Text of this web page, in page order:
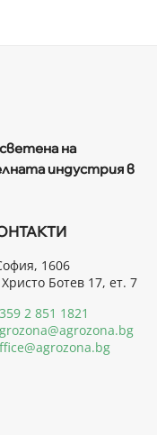
на
индустрия в
1606
Ботев 17, ет. 7
2 851 1821